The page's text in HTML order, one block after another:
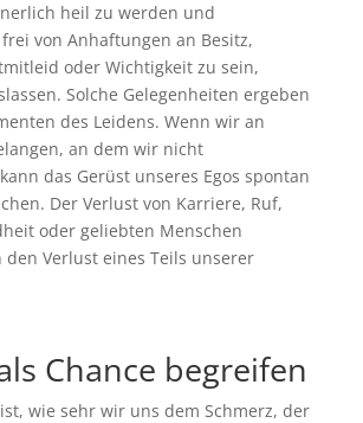
heil zu werden und
von Anhaftungen an Besitz,
oder Wichtigkeit zu sein,
Solche Gelegenheiten ergeben
des Leidens. Wenn wir an
an dem wir nicht
das Gerüst unseres Egos spontan
Der Verlust von Karriere, Ruf,
oder geliebten Menschen
den Verlust eines Teils unserer
Chance begreifen
wie sehr wir uns dem Schmerz, der